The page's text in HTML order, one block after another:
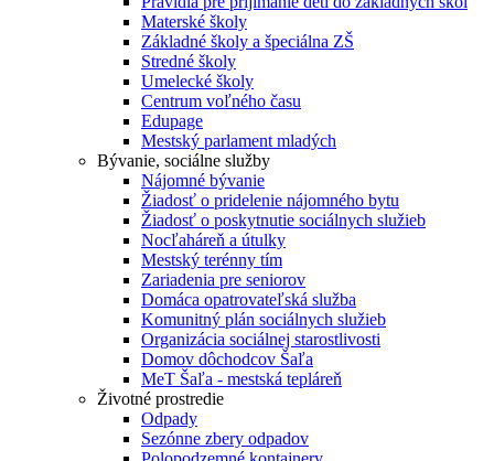
Materské školy
Základné školy a špeciálna ZŠ
Stredné školy
Umelecké školy
Centrum voľného času
Edupage
Mestský parlament mladých
Bývanie, sociálne služby
Nájomné bývanie
Žiadosť o pridelenie nájomného bytu
Žiadosť o poskytnutie sociálnych služieb
Nocľaháreň a útulky
Mestský terénny tím
Zariadenia pre seniorov
Domáca opatrovateľská služba
Komunitný plán sociálnych služieb
Organizácia sociálnej starostlivosti
Domov dôchodcov Šaľa
MeT Šaľa - mestská tepláreň
Životné prostredie
Odpady
Sezónne zbery odpadov